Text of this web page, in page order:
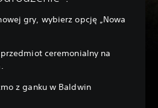
gry, wybierz opcję „Nowa
ceremonialny na
z ganku w Baldwin